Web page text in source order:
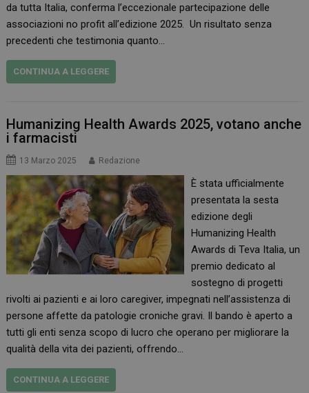
da tutta Italia, conferma l’eccezionale partecipazione delle
associazioni no profit all’edizione 2025. Un risultato senza
precedenti che testimonia quanto…
CONTINUA A LEGGERE
Humanizing Health Awards 2025, votano anche
i farmacisti
13 Marzo 2025 Redazione
È stata ufficialmente
presentata la sesta
edizione degli
Humanizing Health
Awards di Teva Italia, un
premio dedicato al
sostegno di progetti
rivolti ai pazienti e ai loro caregiver, impegnati nell’assistenza di
persone affette da patologie croniche gravi. Il bando è aperto a
tutti gli enti senza scopo di lucro che operano per migliorare la
qualità della vita dei pazienti, offrendo…
CONTINUA A LEGGERE